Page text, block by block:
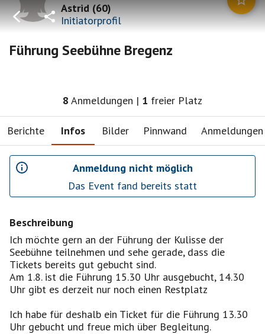
Astrid(60)
Initiatorprofil
Führung Seebühne Bregenz
8 Anmeldungen | 1 freier Platz
Berichte Infos Bilder Pinnwand Anmeldungen
Anmeldung nicht möglich
Das Event fand bereits statt
Beschreibung
Ich möchte gern an der Führung der Kulisse der
Seebühne teilnehmen und sehe gerade, dass die
Tickets bereits gut gebucht sind.
Am 1.8. ist die Führung 15.30 Uhr ausgebucht, 14.30
Uhr gibt es derzeit nur noch einen Restplatz
Ich habe für deshalb ein Ticket für die Führung 13.30
Uhr gebucht und freue mich über Begleitung.